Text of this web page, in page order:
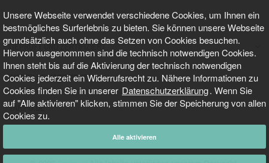
Unsere Webseite verwendet verschiedene Cookies, um Ihnen ein
bestmögliches Surferlebnis zu bieten. Sie können unsere Webseite
grundsätzlich auch ohne das Setzen von Cookies besuchen.
Hiervon ausgenommen sind die technisch notwendigen Cookies.
Ihnen steht bis auf die Aktivierung der technisch notwendigen
Cookies jederzeit ein Widerrufsrecht zu. Nähere Informationen zu
Cookies finden Sie in unserer Datenschutzerklärung. Wenn Sie
auf "Alle aktivieren" klicken, stimmen Sie der Speicherung von allen
Cookies zu.
Alle aktivieren
GEPRÜFT UND ZERTIFIZIERT
AKTUELLE NACHRICHTEN
TARIFO.DE